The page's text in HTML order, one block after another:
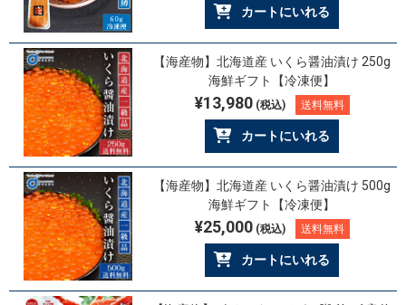
カートにいれる
【海産物】北海道産 いくら醤油漬け 250g
海鮮ギフト【冷凍便】
¥13,980(税込) 送料無料
カートにいれる
【海産物】北海道産 いくら醤油漬け 500g
海鮮ギフト【冷凍便】
¥25,000(税込) 送料無料
カートにいれる